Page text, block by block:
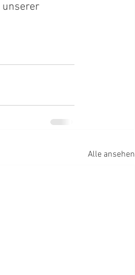
unserer
Alle ansehen